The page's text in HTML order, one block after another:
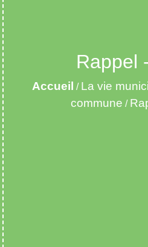
Rappel
Accueil / La vie
commune /